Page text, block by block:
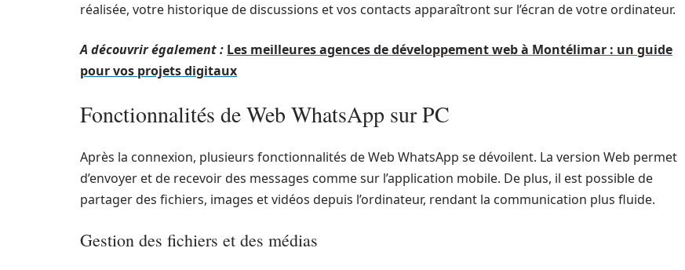
réalisée, votre historique de discussions et vos contacts apparaîtront sur l’écran de votre ordinateur.
A découvrir également : Les meilleures agences de développement web à Montélimar : un guide
pour vos projets digitaux
Fonctionnalités de Web WhatsApp sur PC
Après la connexion, plusieurs fonctionnalités de Web WhatsApp se dévoilent. La version Web permet
d’envoyer et de recevoir des messages comme sur l’application mobile. De plus, il est possible de
partager des fichiers, images et vidéos depuis l’ordinateur, rendant la communication plus fluide.
Gestion des fichiers et des médias